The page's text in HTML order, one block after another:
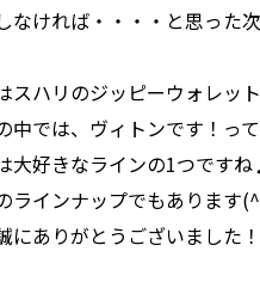
なければ・・・・と思った
スハリのジッピーウォレッ
中では、ヴィトンです！っ
大好きなラインの1つです
ラインナップでもあります
にありがとうございました！